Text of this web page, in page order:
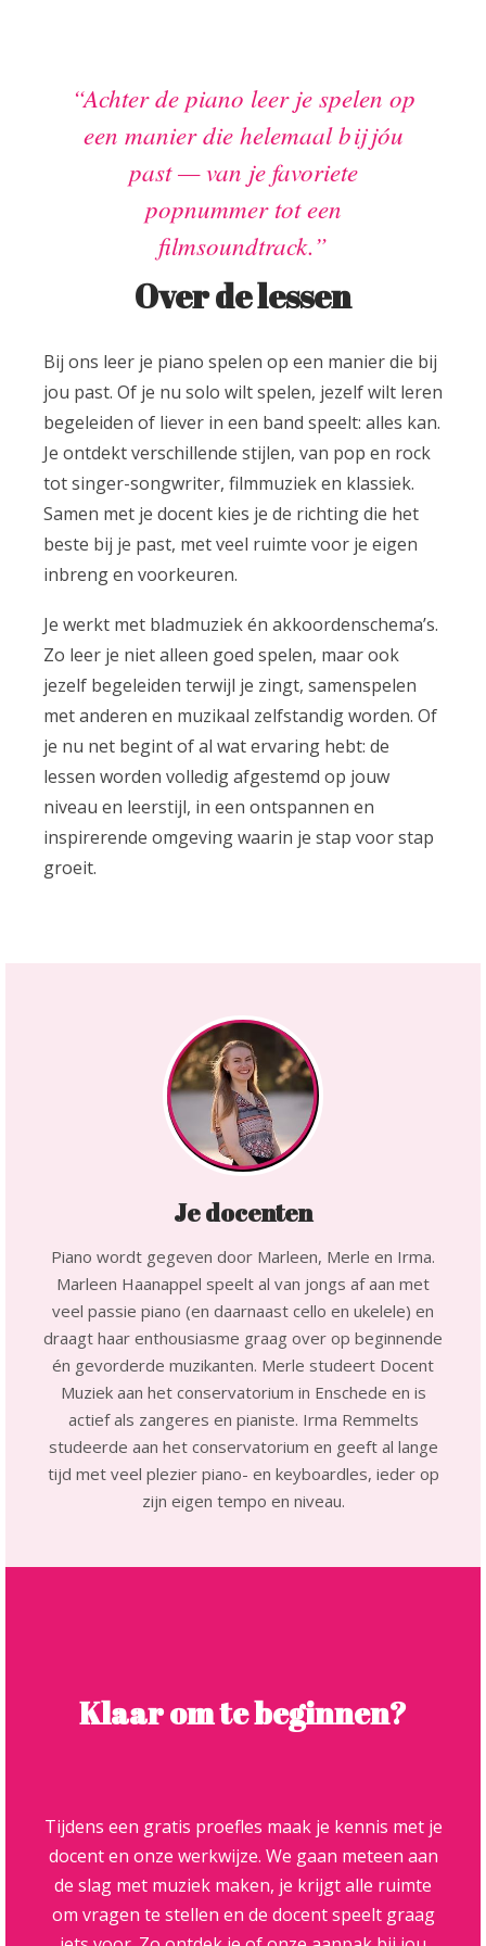
Achter de piano leer je spelen op
een manier die helemaal bij jóu
past — van je favoriete
popnummer tot een
filmsoundtrack.
Over de lessen
Bij ons leer je piano spelen op een manier die bij
jou past. Of je nu solo wilt spelen, jezelf wilt leren
begeleiden of liever in een band speelt: alles kan.
Je ontdekt verschillende stijlen, van pop en rock
tot singer-songwriter, filmmuziek en klassiek.
Samen met je docent kies je de richting die het
beste bij je past, met veel ruimte voor je eigen
inbreng en voorkeuren.
Je werkt met bladmuziek én akkoordenschema’s.
Zo leer je niet alleen goed spelen, maar ook
jezelf begeleiden terwijl je zingt, samenspelen
met anderen en muzikaal zelfstandig worden. Of
je nu net begint of al wat ervaring hebt: de
lessen worden volledig afgestemd op jouw
niveau en leerstijl, in een ontspannen en
inspirerende omgeving waarin je stap voor stap
groeit.
Je docenten
Piano wordt gegeven door Marleen, Merle en Irma.
Marleen Haanappel speelt al van jongs af aan met
veel passie piano (en daarnaast cello en ukelele) en
draagt haar enthousiasme graag over op beginnende
én gevorderde muzikanten. Merle studeert Docent
Muziek aan het conservatorium in Enschede en is
actief als zangeres en pianiste. Irma Remmelts
studeerde aan het conservatorium en geeft al lange
tijd met veel plezier piano- en keyboardles, ieder op
zijn eigen tempo en niveau.
Klaar om te beginnen?
Tijdens een gratis proefles maak je kennis met je
docent en onze werkwijze. We gaan meteen aan
de slag met muziek maken, je krijgt alle ruimte
om vragen te stellen en de docent speelt graag